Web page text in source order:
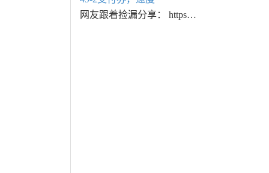
网友跟着捡漏分享： https…